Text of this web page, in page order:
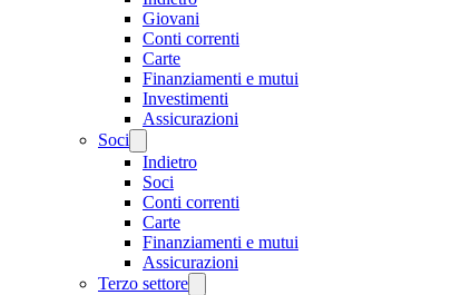
Giovani
Conti correnti
Carte
Finanziamenti e mutui
Investimenti
Assicurazioni
Soci
Indietro
Soci
Conti correnti
Carte
Finanziamenti e mutui
Assicurazioni
Terzo settore